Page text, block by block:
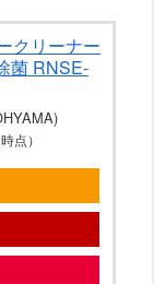
クリーナー
菌 RNSE-
点）